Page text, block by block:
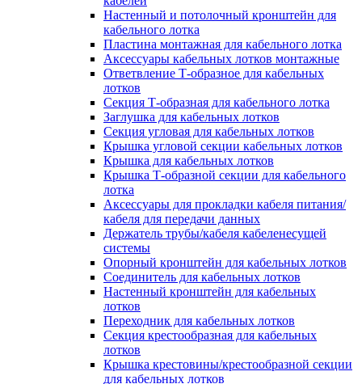
Настенный и потолочный кронштейн для
кабельного лотка
Пластина монтажная для кабельного лотка
Аксессуары кабельных лотков монтажные
Ответвление Т-образное для кабельных
лотков
Секция Т-образная для кабельного лотка
Заглушка для кабельных лотков
Секция угловая для кабельных лотков
Крышка угловой секции кабельных лотков
Крышка для кабельных лотков
Крышка Т-образной секции для кабельного
лотка
Аксессуары для прокладки кабеля питания/
кабеля для передачи данных
Держатель трубы/кабеля кабеленесущей
системы
Опорный кронштейн для кабельных лотков
Соединитель для кабельных лотков
Настенный кронштейн для кабельных
лотков
Переходник для кабельных лотков
Секция крестообразная для кабельных
лотков
Крышка крестовины/крестообразной секции
для кабельных лотков